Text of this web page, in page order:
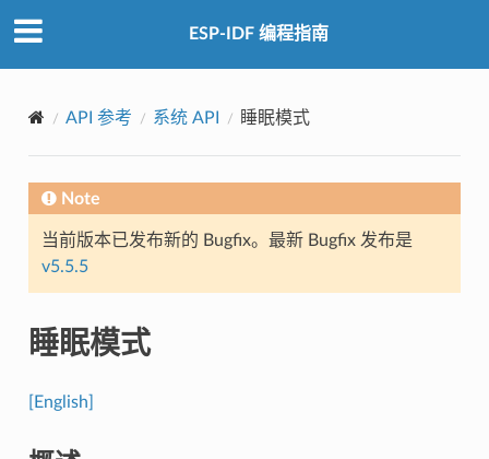
ESP-IDF 编程指南
API 参考 系统 API 睡眠模式
Note
当前版本已发布新的 Bugfix。最新 Bugfix 发布是
v5.5.5
睡眠模式
[English]